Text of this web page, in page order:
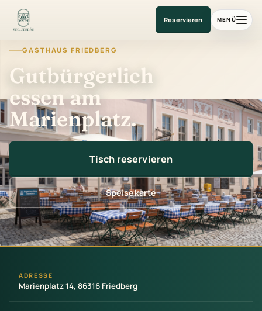
Gasthaus am Marienplatz Reservieren MENÜ
GASTHAUS FRIEDBERG
Gutbürgerlich
essen am
Marienplatz.
Tisch reservieren
Speisekarte
ADRESSE
Marienplatz 14, 86316 Friedberg